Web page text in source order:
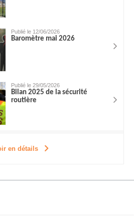
Publié le 12/06/2026
Baromètre mai 2026
Publié le 29/05/2026
Bilan 2025 de la sécurité
routière
en détails